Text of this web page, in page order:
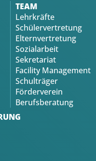
TEAM
Lehrkräfte
Schülervertretung
Elternvertretung
Sozialarbeit
Sekretariat
Facility Management
Schulträger
Förderverein
Berufsberatung